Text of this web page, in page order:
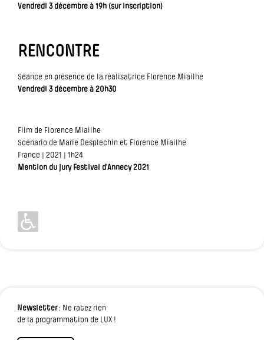
Vendredi 3 décembre à 19h (sur inscription)
RENCONTRE
Séance en présence de la réalisatrice Florence Miailhe
Vendredi 3 décembre à 20h30
Film de Florence Miailhe
Scénario de Marie Desplechin et Florence Miailhe
France | 2021 | 1h24
Mention du jury Festival d’Annecy 2021
Newsletter: Ne ratez rien
de la programmation de LUX !